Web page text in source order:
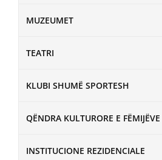
MUZEUMET
TEATRI
KLUBI SHUMË SPORTESH
QËNDRA KULTURORE E FËMIJËVE
INSTITUCIONE REZIDENCIALE